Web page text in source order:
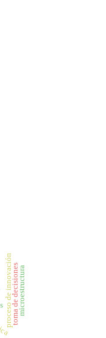
proceso de innovacióntoma de decisionesmicroestructura